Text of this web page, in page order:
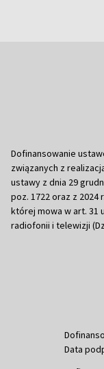
Dofinansowanie
związanych z
ustawy z dnia 29
poz. 1722 oraz z
której mowa w art. 31
radiofonii i telewizji
Data